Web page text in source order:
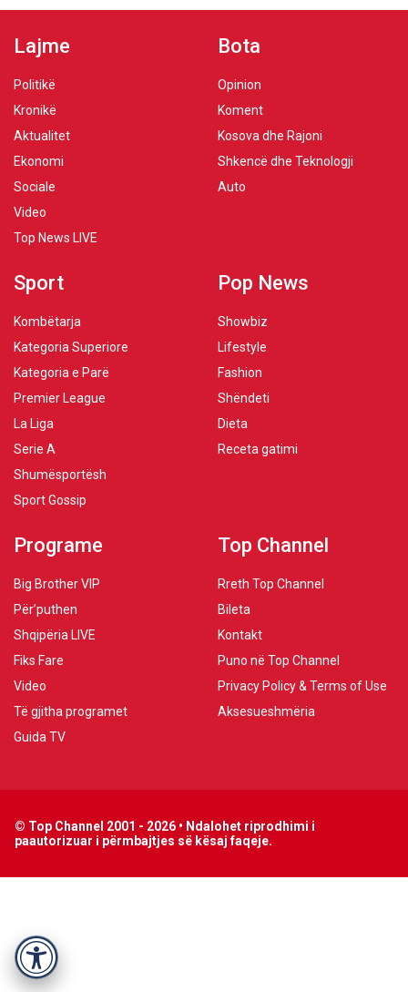
Accessibility
Lajme
Politikë
Kronikë
Aktualitet
Ekonomi
Sociale
Video
Top News LIVE
Bota
Opinion
Koment
Kosova dhe Rajoni
Shkencë dhe Teknologji
Auto
Sport
Kombëtarja
Kategoria Superiore
Kategoria e Parë
Premier League
La Liga
Serie A
Shumësportësh
Sport Gossip
Pop News
Showbiz
Lifestyle
Fashion
Shëndeti
Dieta
Receta gatimi
Programe
Big Brother VIP
Për’puthen
Shqipëria LIVE
Fiks Fare
Video
Të gjitha programet
Guida TV
Top Channel
Rreth Top Channel
Bileta
Kontakt
Puno në Top Channel
Privacy Policy & Terms of Use
Aksesueshmëria
© Top Channel 2001 - 2026 • Ndalohet riprodhimi i
paautorizuar i përmbajtjes së kësaj faqeje.